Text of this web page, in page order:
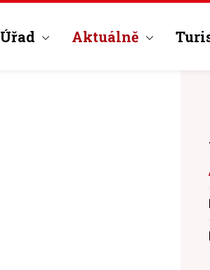
Úřad Aktuálně